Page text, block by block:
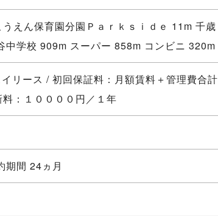
えん保育園分園Ｐａｒｋｓｉｄｅ 11m 千歳
中学校 909m スーパー 858m コンビニ 320m
リース / 初回保証料：月額賃料＋管理費合計
：１００００円／１年
期間 24ヵ月